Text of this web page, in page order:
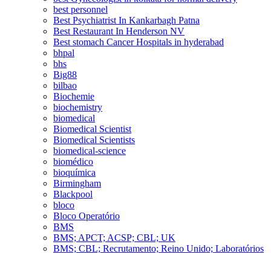
best personnel
Best Psychiatrist In Kankarbagh Patna
Best Restaurant In Henderson NV
Best stomach Cancer Hospitals in hyderabad
bhpal
bhs
Big88
bilbao
Biochemie
biochemistry
biomedical
Biomedical Scientist
Biomedical Scientists
biomedical-science
biomédico
bioquímica
Birmingham
Blackpool
bloco
Bloco Operatório
BMS
BMS; APCT; ACSP; CBL; UK
BMS; CBL; Recrutamento; Reino Unido; Laboratórios